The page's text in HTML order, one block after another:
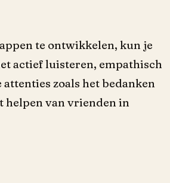
te ontwikkelen, kun je
actief luisteren, empathisch
zoals het bedanken
helpen van vrienden in